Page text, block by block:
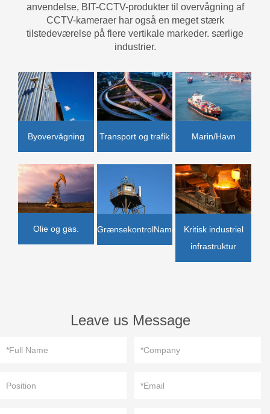
anvendelse, BIT-CCTV-produkter til overvågning af
CCTV-kameraer har også en meget stærk
tilstedeværelse på flere vertikale markeder. særlige
industrier.
Byovervågning Transport og trafik Marin/Havn
Olie og gas. GrænsekontrolName
Kritisk industriel
infrastruktur
Leave us Message